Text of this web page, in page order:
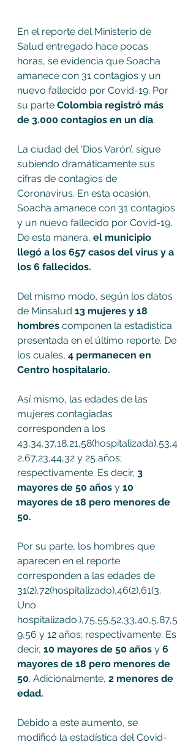
En el reporte del Ministerio de
Salud entregado hace pocas
horas, se evidencia que Soacha
amanece con 31 contagios y un
nuevo fallecido por Covid-19. Por
su parte Colombia registró más
de 3.000 contagios en un día.
La ciudad del ‘Dios Varón’, sigue
subiendo dramáticamente sus
cifras de contagios de
Coronavirus. En esta ocasión,
Soacha amanece con 31 contagios
y un nuevo fallecido por Covid-19.
De esta manera, el municipio
llegó a los 657 casos del virus y a
los 6 fallecidos.
Del mismo modo, según los datos
de Minsalud 13 mujeres y 18
hombres componen la estadística
presentada en el último reporte. De
los cuales, 4 permanecen en
Centro hospitalario.
Así mismo, las edades de las
mujeres contagiadas
corresponden a los
43,34,37,18,21,58(hospitalizada),53,4
2,67,23,44,32 y 25 años;
respectivamente. Es decir, 3
mayores de 50 años y 10
mayores de 18 pero menores de
50.
Por su parte, los hombres que
aparecen en el reporte
corresponden a las edades de
31(2),72(hospitalizado),46(2),61(3.
Uno
hospitalizado.),75,55,52,33,40,5,87,5
9,56 y 12 años; respectivamente. Es
decir, 10 mayores de 50 años y 6
mayores de 18 pero menores de
50. Adicionalmente, 2 menores de
edad.
Debido a este aumento, se
modificó la estadística del Covid-